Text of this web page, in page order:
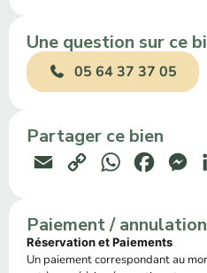
Une question sur ce
05 64 37 37 05
Partager ce bien
Email
Copy
WhatsApp
Paiement / annulation
Réservation et Paiements
Un paiement correspondant au